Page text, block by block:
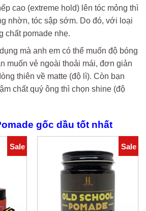
cao (extreme hold) lên tóc mỏng thì
nhờn, tóc sập sớm. Do đó, với loại
chất pomade nhẹ.
mà anh em có thể muốn độ bóng
muốn vẻ ngoài thoải mái, đơn giản
thiên về matte (độ lì). Còn bạn
chất quý ông thì chọn shine (độ
gốc dầu tốt nhất
Sale Sale